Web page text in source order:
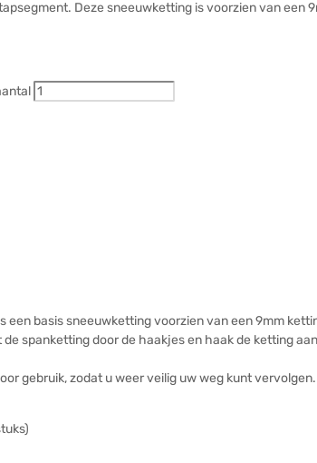
Deze sneeuwketting is voorzien van
een basis sneeuwketting voorzien van een 9mm
spanketting door de haakjes en haak de ketting
gebruik, zodat u weer veilig uw weg kunt